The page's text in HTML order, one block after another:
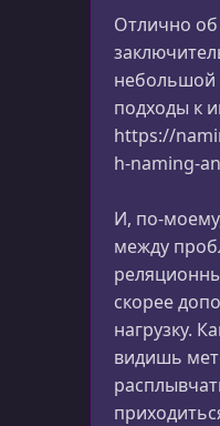
Отлично об
небольшой
подходы к
https://
h-naming-
И, по-
между
скорее
нагрузку.
видишь